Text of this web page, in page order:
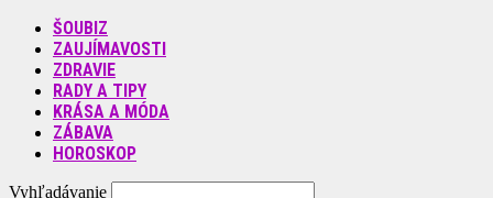
ŠOUBIZ
ZAUJÍMAVOSTI
ZDRAVIE
RADY A TIPY
KRÁSA A MÓDA
ZÁBAVA
HOROSKOP
Vyhľadávanie